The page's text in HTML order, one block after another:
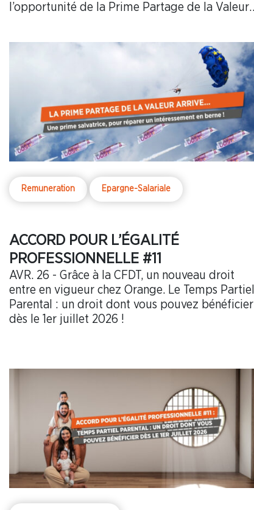
l’opportunité de la Prime Partage de la Valeur
Remuneration Epargne-Salariale
ACCORD POUR L’ÉGALITÉ
PROFESSIONNELLE #11
AVR. 26 - Grâce à la CFDT, un nouveau droit
entre en vigueur chez Orange. Le Temps Partiel
Parental : un droit dont vous pouvez bénéficier
dès le 1er juillet 2026 !